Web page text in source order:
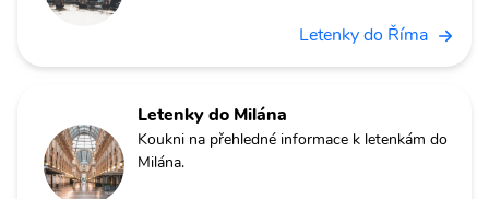
Letenky do Říma
Letenky do Milána
Koukni na přehledné informace k letenkám do
Milána.